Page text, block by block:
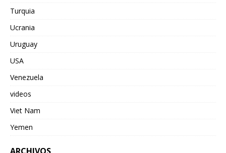
Turquia
Ucrania
Uruguay
USA
Venezuela
videos
Viet Nam
Yemen